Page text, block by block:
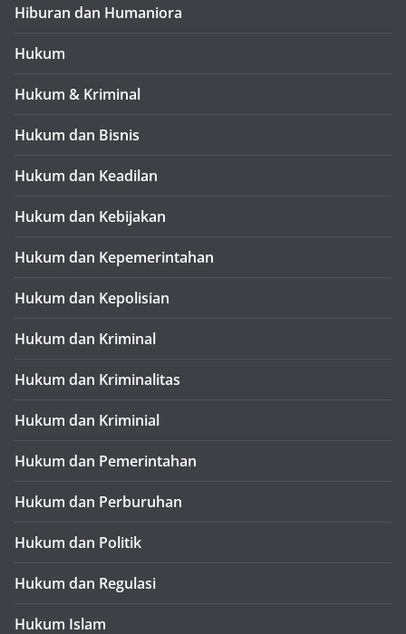
Hiburan dan Humaniora
Hukum
Hukum & Kriminal
Hukum dan Bisnis
Hukum dan Keadilan
Hukum dan Kebijakan
Hukum dan Kepemerintahan
Hukum dan Kepolisian
Hukum dan Kriminal
Hukum dan Kriminalitas
Hukum dan Kriminial
Hukum dan Pemerintahan
Hukum dan Perburuhan
Hukum dan Politik
Hukum dan Regulasi
Hukum Islam